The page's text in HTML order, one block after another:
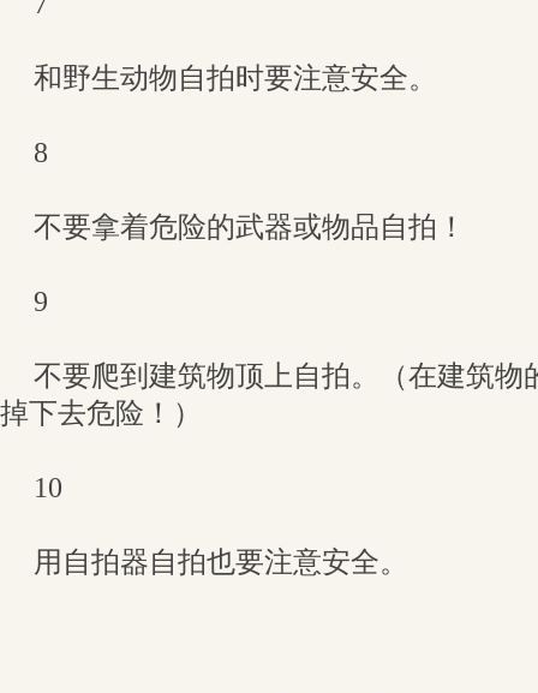
和野生动物自拍时要注意安全。
8
不要拿着危险的武器或物品自拍！
9
不要爬到建筑物顶上自拍。（在建筑
掉下去危险！）
10
用自拍器自拍也要注意安全。